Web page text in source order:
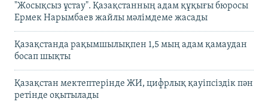
"Жосықсыз ұстау". Қазақстанның адам құқығы бюросы
Ермек Нарымбаев жайлы мәлімдеме жасады
Қазақстанда рақымшылықпен 1,5 мың адам қамаудан
босап шықты
Қазақстан мектептерінде ЖИ, цифрлық қауіпсіздік пән
ретінде оқытылады